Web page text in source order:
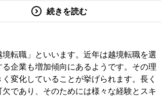
続きを読む
転職」といいます。近年は越境転職を選
企業も増加傾向にあるようです。その理
変化していることが挙げられます。長く
であり、そのためには様々な経験とスキ